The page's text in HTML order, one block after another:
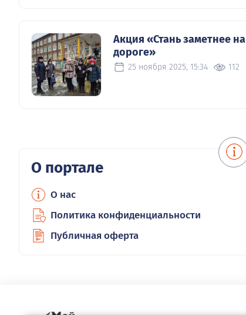
Акция «Стань заметнее на
дороге»
25 ноября 2025, 15:34 112
О портале
О нас
Политика конфиденциальности
Публичная оферта